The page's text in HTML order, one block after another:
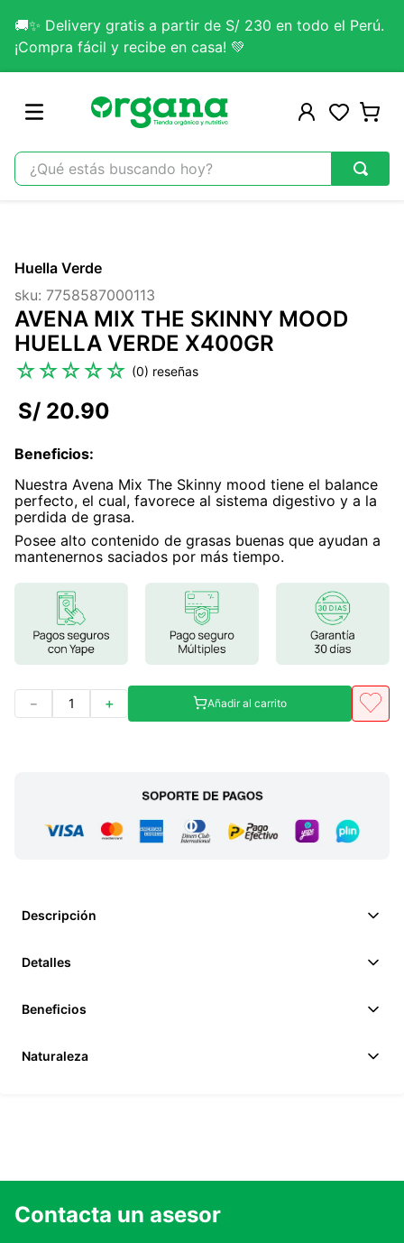
🚚✨ Delivery gratis a partir de S/ 230 en todo el Perú.
¡Compra fácil y recibe en casa! 💚
¿Qué estás buscando hoy?
2.
citrato magnesio
3.
lab nutrition
4 .
colageno
5 .
kefir
8.
magnesio
9.
melena leon
10. stevia
Huella Verde
sku: 7758587000113
AVENA MIX THE SKINNY MOOD
HUELLA VERDE X400GR
☆☆☆☆☆ (0)
S/ 20.90
Beneficios:
Nuestra Avena Mix The Skinny mood tiene el balance
perfecto, el cual, favorece al sistema digestivo y a la
perdida de grasa.
Posee alto contenido de grasas buenas que ayudan a
mantenernos saciados por más tiempo.
＋
－ Añadir al carrito
Descripción
Detalles
Beneficios
Naturaleza
Contacta un asesor